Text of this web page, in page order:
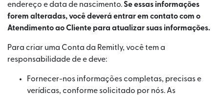
endereço e data de nascimento. Se essas informações
forem alteradas, você deverá entrar em contato com o
Atendimento ao Cliente para atualizar suas informações.
Para criar uma Conta da Remitly, você tem a
responsabilidade de e deve:
Fornecer-nos informações completas, precisas e
verídicas, conforme solicitado por nós. As